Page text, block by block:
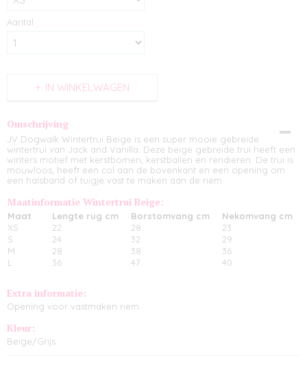
Aantal
IN WINKELWAGEN
Omschrijving
JV Dogwalk Wintertrui Beige is een super mooie gebreide
wintertrui van Jack and Vanilla. Deze beige gebreide trui heeft een
winters motief met kerstbomen, kerstballen en rendieren. De trui is
mouwloos, heeft een col aan de bovenkant en een opening om
een halsband of tuigje vast te maken aan de riem.
Maatinformatie Wintertrui Beige:
Maat Lengte rug cm Borstomvang cm
Nekomvang cm
XS
22 28
23
S
24 32
29
M
28 38
36
L
36 47 40
Extra informatie:
Opening voor vastmaken riem
Kleur:
Beige/Grijs